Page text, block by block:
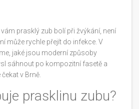
vám prasklý zub bolí při žvýkání, není
může rychle přejít do infekce. V
jaké jsou moderní způsoby
sáhnout po kompozitní fasetě a
v Brně.
prasklinu zubu?